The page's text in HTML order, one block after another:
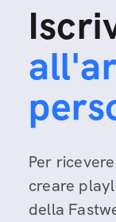
Per
creare
della